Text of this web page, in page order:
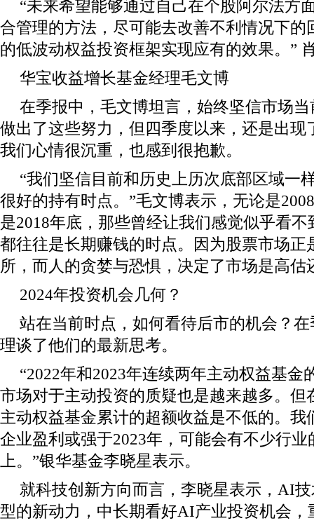
“未来希望能够通过自己在个股阿尔法方
合管理的方法，尽可能去改善不利情况下的
的低波动权益投资框架实现应有的效果。”
华宝收益增长基金经理毛文博
在季报中，毛文博坦言，始终坚信市场
做出了这些努力，但四季度以来，还是出现
我们心情很沉重，也感到很抱歉。
“我们坚信目前和历史上历次底部区域一
很好的持有时点。”毛文博表示，无论是
是2018年底，那些曾经让我们感觉似乎看
都往往是长期赚钱的时点。因为股票市场正
所，而人的贪婪与恐惧，决定了市场是高估
2024年投资机会几何？
站在当前时点，如何看待后市的机会？
理谈了他们的最新思考。
“2022年和2023年连续两年主动权益基金
市场对于主动投资的质疑也是越来越多。但
主动权益基金累计的超额收益是不低的。我
企业盈利或强于2023年，可能会有不少行
上。”银华基金李晓星表示。
就科技创新方向而言，李晓星表示，AI
型的新动力，中长期看好AI产业投资机会，